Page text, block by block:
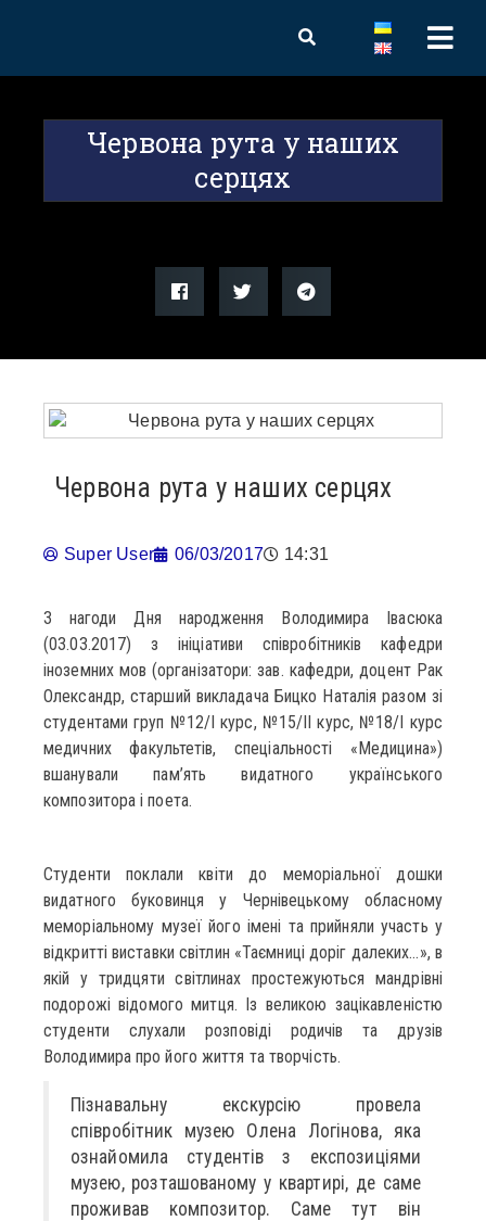
Червона рута у наших
серцях
Червона рута у наших серцях
Super User 06/03/2017 14:31
З нагоди Дня народження Володимира Івасюка
(03.03.2017) з ініціативи співробітників кафедри
іноземних мов (організатори: зав. кафедри, доцент Рак
Олександр, старший викладача Бицко Наталія разом зi
студентами груп №12/І курс, №15/ІІ курс, №18/І курс
медичних факультетів, спеціальності «Медицина»)
вшанували пам’ять видатного українського
композитора і поета.
Студенти поклали квіти до меморіальної дошки
видатного буковинця у Чернівецькому обласному
меморіальному музеї його імені та прийняли участь у
відкритті виставки світлин «Таємниці доріг далеких…», в
якій у тридцяти світлинах простежуються мандрівні
подорожі відомого митця. Із великою зацікавленістю
студенти слухали розповіді родичів та друзів
Володимира про його життя та творчість.
Пізнавальну екскурсію провела
співробітник музею Олена Логінова, яка
ознайомила студентів з експозиціями
музею, розташованому у квартирі, де саме
проживав композитор. Саме тут він